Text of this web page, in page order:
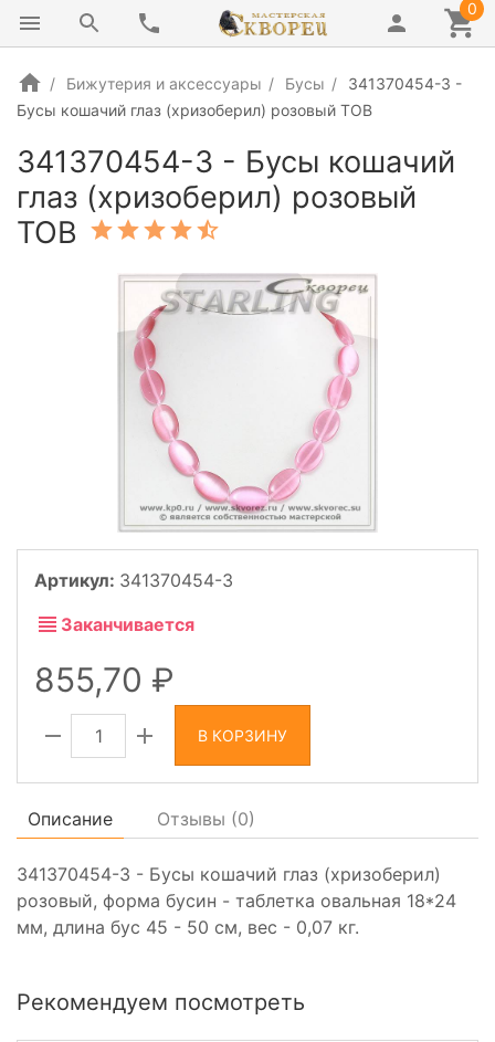
0
Бижутерия и аксессуары Бусы
341370454-3 -
Бусы кошачий глаз (хризоберил) розовый ТОВ
341370454-3 - Бусы кошачий
глаз (хризоберил) розовый
ТОВ
Артикул: 341370454-3
Заканчивается
855,70
В КОРЗИНУ
Описание Отзывы (0)
341370454-3 - Бусы кошачий глаз (хризоберил)
розовый, форма бусин - таблетка овальная 18*24
мм, длина бус 45 - 50 см, вес - 0,07 кг.
Рекомендуем посмотреть